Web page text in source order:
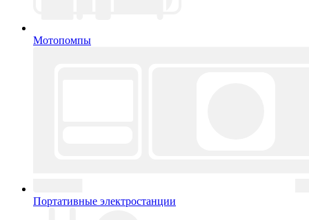
Мотопомпы
Портативные электростанции